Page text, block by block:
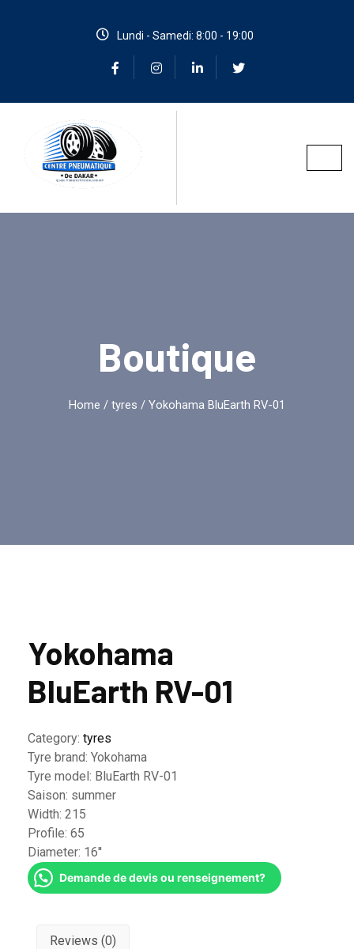
Lundi - Samedi: 8:00 - 19:00
Boutique
Home / tyres / Yokohama BluEarth RV-01
Yokohama
BluEarth RV-01
Category: tyres
Tyre brand: Yokohama
Tyre model: BluEarth RV-01
Saison: summer
Width: 215
Profile: 65
Diameter: 16''
Demande de devis ou renseignement?
Reviews (0)